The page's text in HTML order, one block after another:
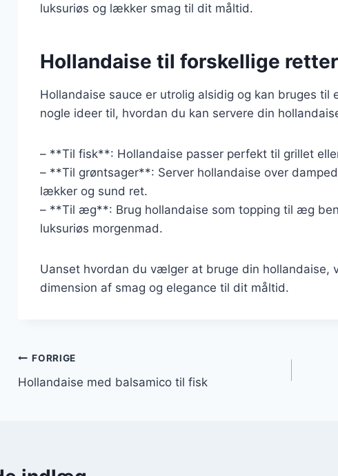
luksuriøs og lækker smag til dit måltid.
Hollandaise til forskellige
Hollandaise sauce er utrolig alsidig og kan bruges
nogle ideer til, hvordan du kan servere din
– **Til fisk**: Hollandaise passer perfekt til grillet
– **Til grøntsager**: Server hollandaise over
lækker og sund ret.
– **Til æg**: Brug hollandaise som topping til æg
luksuriøs morgenmad.
Uanset hvordan du vælger at bruge din hollandaise,
dimension af smag og elegance til dit måltid.
Indlægsnavigation
FORRIGE
Hollandaise med balsamico til fisk